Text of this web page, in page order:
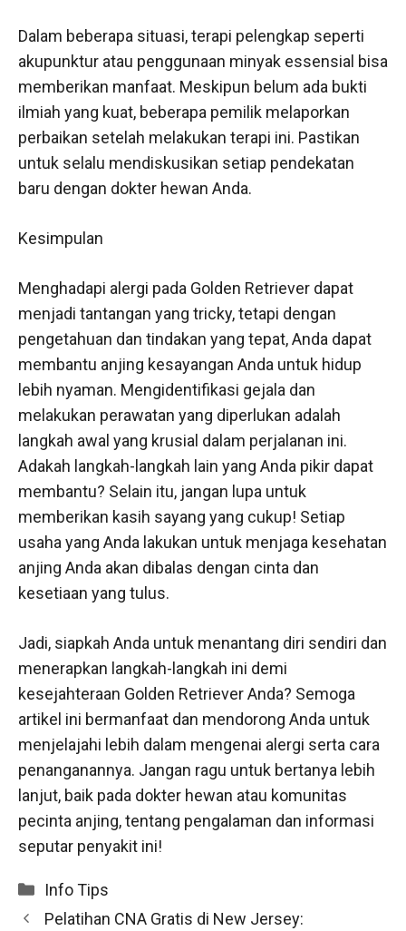
Dalam beberapa situasi, terapi pelengkap seperti
akupunktur atau penggunaan minyak essensial bisa
memberikan manfaat. Meskipun belum ada bukti
ilmiah yang kuat, beberapa pemilik melaporkan
perbaikan setelah melakukan terapi ini. Pastikan
untuk selalu mendiskusikan setiap pendekatan
baru dengan dokter hewan Anda.
Kesimpulan
Menghadapi alergi pada Golden Retriever dapat
menjadi tantangan yang tricky, tetapi dengan
pengetahuan dan tindakan yang tepat, Anda dapat
membantu anjing kesayangan Anda untuk hidup
lebih nyaman. Mengidentifikasi gejala dan
melakukan perawatan yang diperlukan adalah
langkah awal yang krusial dalam perjalanan ini.
Adakah langkah-langkah lain yang Anda pikir dapat
membantu? Selain itu, jangan lupa untuk
memberikan kasih sayang yang cukup! Setiap
usaha yang Anda lakukan untuk menjaga kesehatan
anjing Anda akan dibalas dengan cinta dan
kesetiaan yang tulus.
Jadi, siapkah Anda untuk menantang diri sendiri dan
menerapkan langkah-langkah ini demi
kesejahteraan Golden Retriever Anda? Semoga
artikel ini bermanfaat dan mendorong Anda untuk
menjelajahi lebih dalam mengenai alergi serta cara
penanganannya. Jangan ragu untuk bertanya lebih
lanjut, baik pada dokter hewan atau komunitas
pecinta anjing, tentang pengalaman dan informasi
seputar penyakit ini!
Categories
Info Tips
Pelatihan CNA Gratis di New Jersey: